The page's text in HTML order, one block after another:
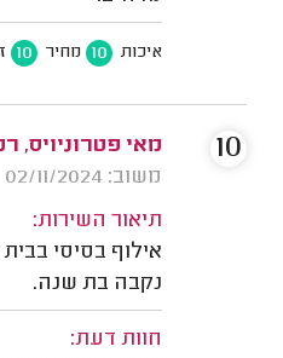
איכות 10 מחיר 10
מאי פטרוניויס,
משוב: 02/11/2024
תיאור השירות:
אילוף בסיסי
נקבה בת שנה.
חוות דעת:
10